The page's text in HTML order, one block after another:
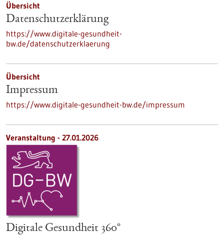
Übersicht
Datenschutzerklärung
https://www.digitale-gesundheit-
bw.de/datenschutzerklaerung
Übersicht
Impressum
https://www.digitale-gesundheit-bw.de/impressum
Veranstaltung - 27.01.2026
Digitale Gesundheit 360°